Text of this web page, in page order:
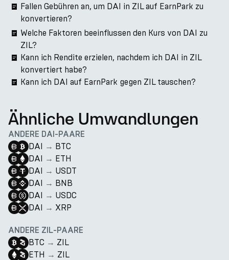
Fallen Gebühren an, um DAI in ZIL auf EarnPark zu
konvertieren?
Welche Faktoren beeinflussen den Kurs von DAI zu
ZIL?
Kann ich Rendite erzielen, nachdem ich DAI in ZIL
konvertiert habe?
Kann ich DAI auf EarnPark gegen ZIL tauschen?
Ähnliche Umwandlungen
ANDERE DAI-PAARE
DAI → BTC
DAI → ETH
DAI → USDT
DAI → BNB
DAI → USDC
DAI → XRP
ANDERE ZIL-PAARE
BTC → ZIL
ETH → ZIL